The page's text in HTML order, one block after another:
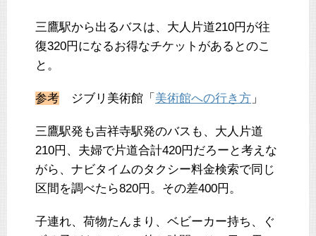
三鷹駅から出るバスは、大人片道210円が往
復320円になるお得なチケットがあるとのこ
と。
参考 ジブリ美術館「 美術館への行き方 」
三鷹駅発も吉祥寺駅発のバスも、大人片道
210円、夫婦で片道合計420円だろーと考えな
がら、ナビタイムのタクシー料金検索で同じ
区間を調べたら820円。その差400円。
子連れ、荷物たんまり、ベビーカー持ち、ぐ